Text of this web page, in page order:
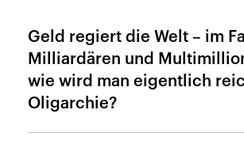
Geld regiert die Welt – im
Milliardären und
wie wird man eigentlich
Oligarchie?